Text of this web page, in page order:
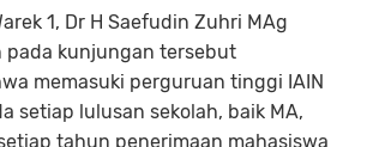
1, Dr H Saefudin Zuhri MAg
pada kunjungan tersebut
memasuki perguruan tinggi IAIN
setiap lulusan sekolah, baik MA,
tahun penerimaan mahasiswa